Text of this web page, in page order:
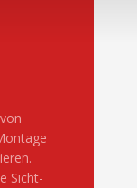
Sicht-